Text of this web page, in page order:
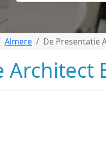
Almere De Presentatie